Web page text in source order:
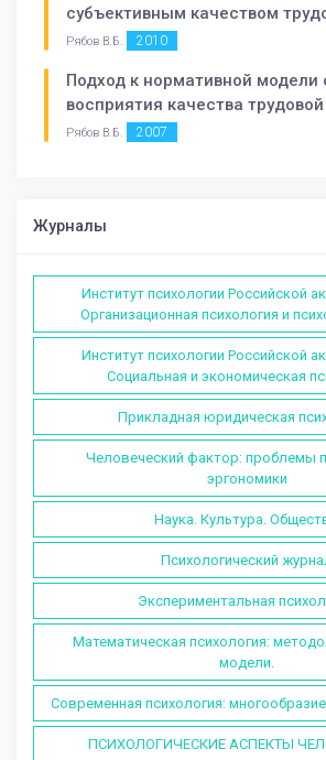
субъективным качеством
Рябов В.Б. 2010
Подход к нормативной модели
восприятия качества
Рябов В.Б. 2007
Журналы
Институт психологии Российской
Организационная психология и
Институт психологии Российской
Социальная и экономическая
Прикладная юридическая
Человеческий фактор: проблемы
эргономики
Наука. Культура.
Психологический
Экспериментальная
Математическая психология:
модели.
Современная психология:
ПСИХОЛОГИЧЕСКИЕ АСПЕКТЫ